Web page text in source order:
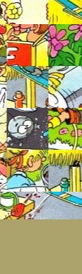
5.0 108